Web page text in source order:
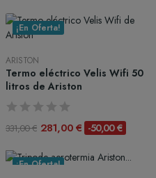
¡En Oferta!
ARISTON
Termo eléctrico Velis Wifi 50
litros de Ariston
331,00 € 281,00 € -50,00 €
¡En Oferta!